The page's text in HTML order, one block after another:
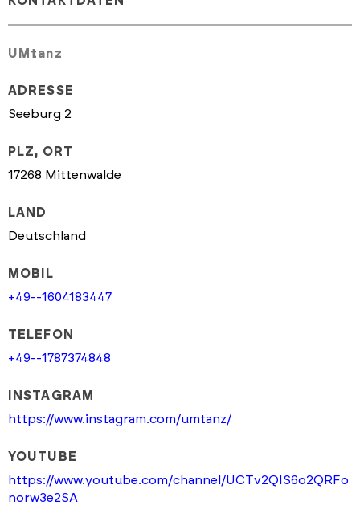
UMtanz
ADRESSE
Seeburg 2
PLZ, ORT
17268 Mittenwalde
LAND
Deutschland
MOBIL
+49--1604183447
TELEFON
+49--1787374848
INSTAGRAM
https://www.instagram.com/umtanz/
YOUTUBE
https://www.youtube.com/channel/UCTv2QIS6o2QRFo
norw3e2SA